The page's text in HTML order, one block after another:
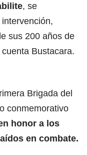
, se
sus 200 años de
Bustacara.
Brigada del
conmemorativo
honor a los
en combate.